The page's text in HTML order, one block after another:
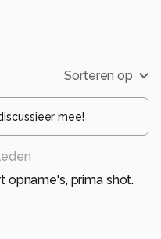
Sorteren op
mee!
opname's, prima shot.